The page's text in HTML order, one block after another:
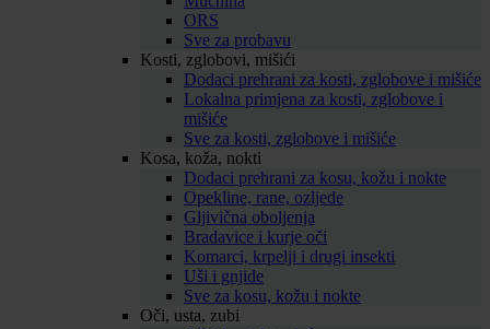
ORS
Sve za probavu
Kosti, zglobovi, mišići
Dodaci prehrani za kosti, zglobove i mišiće
Lokalna primjena za kosti, zglobove i
mišiće
Sve za kosti, zglobove i mišiće
Kosa, koža, nokti
Dodaci prehrani za kosu, kožu i nokte
Opekline, rane, ozljede
Gljivična oboljenja
Bradavice i kurje oči
Komarci, krpelji i drugi insekti
Uši i gnjide
Sve za kosu, kožu i nokte
Oči, usta, zubi